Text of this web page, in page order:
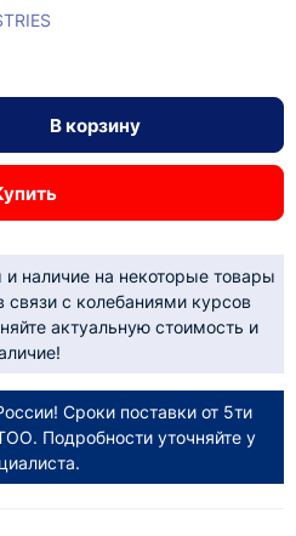
В корзину
наличие на некоторые товары
с колебаниями курсов
актуальную стоимость и
Сроки поставки от 5ти
Подробности уточняйте у